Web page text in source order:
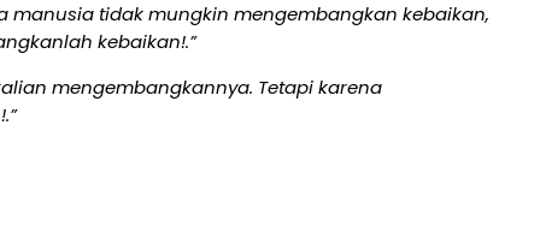
manusia tidak mungkin mengembangkan kebaikan,
kebaikan!.”
mengembangkannya. Tetapi karena